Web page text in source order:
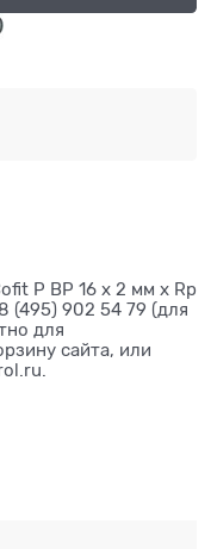
P ВР 16 х 2 мм х Rp
(495) 902 54 79 (для
для
сайта, или